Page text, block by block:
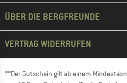
ÜBER DIE BERGFREUNDE
VERTRAG WIDERRUFEN
**Der Gutschein gilt ab einem